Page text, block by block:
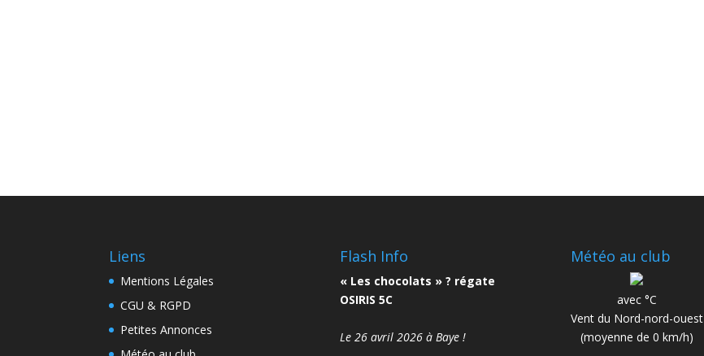
Liens
Mentions Légales
CGU & RGPD
Petites Annonces
Flash Info
« Les chocolats » ? régate
OSIRIS 5C
Le 26 avril 2026 à Baye !
Météo au club
avec °C
Vent du Nord-nord-ouest
(moyenne de 0 km/h)